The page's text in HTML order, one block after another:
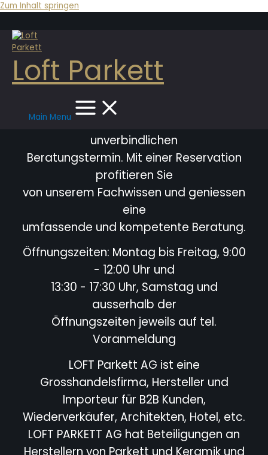
Zum Inhalt springen
Loft Parkett
Main Menu
Bitte vereinbaren Sie immer einen
unverbindlichen
Beratungstermin. Mit einer Reservation
profitieren Sie
von unserem Fachwissen und geniessen
eine
umfassende und kompetente Beratung.
Öffnungszeiten: Montag bis Freitag, 9:00
- 12:00 Uhr und
13:30 - 17:30 Uhr, Samstag und
ausserhalb der
Öffnungszeiten jeweils auf tel.
Voranmeldung
LOFT Parkett AG ist eine
Grosshandelsfirma, Hersteller und
Importeur für B2B Kunden,
Wiederverkäufer, Architekten, Hotel, etc.
LOFT PARKETT AG hat Beteiligungen an
Herstellern von Parkett und Keramik und